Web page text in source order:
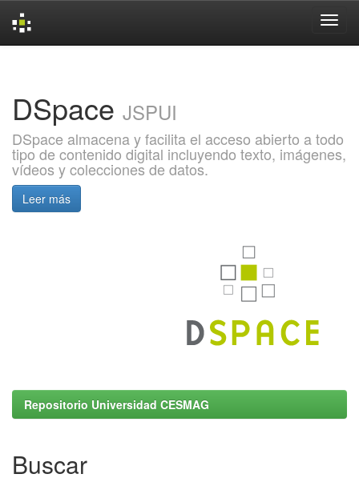
DSpace JSPUI
DSpace almacena y facilita el acceso abierto a todo
tipo de contenido digital incluyendo texto, imágenes,
vídeos y colecciones de datos.
Leer más
Repositorio Universidad CESMAG
Buscar